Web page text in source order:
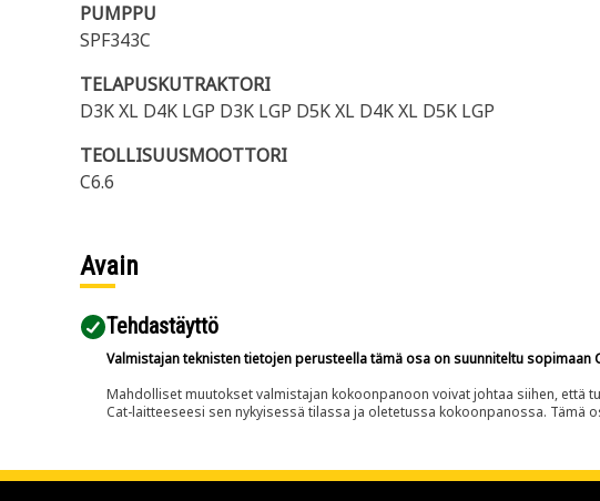
PUMPPU
SPF343C
TELAPUSKUTRAKTORI
D3K XL D4K LGP D3K LGP D5K XL D4K XL D5K LGP
TEOLLISUUSMOOTTORI
C6.6
Avain
Tehdastäyttö
Valmistajan teknisten tietojen perusteella tämä osa on suunniteltu sopimaan
Mahdolliset muutokset valmistajan kokoonpanoon voivat johtaa siihen, että
Cat-laitteeseesi sen nykyisessä tilassa ja oletetussa kokoonpanossa. Tämä